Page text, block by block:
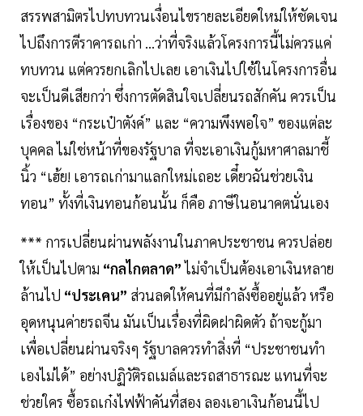
สรรพสามิตรไปทบทวนเงื่อนไขรายละเอียดใหม่ให้ชัดเจน
ไปถึงการตีราคารถเก่า ...ว่าที่จริงแล้วโครงการนี้ไม่ควรแค่
ทบทวน แต่ควรยกเลิกไปเลย เอาเงินไปใช้ในโครงการอื่น
จะเป็นดีเสียกว่า ซึ่งการตัดสินใจเปลี่ยนรถสักคัน ควรเป็น
เรื่องของ “กระเป๋าตังค์” และ “ความพึงพอใจ” ของแต่ละ
บุคคล ไม่ใช่หน้าที่ของรัฐบาล ที่จะเอาเงินกู้มหาศาลมาชี้
นิ้ว “เฮ้ย! เอารถเก่ามาแลกใหม่เถอะ เดี๋ยวฉันช่วยเงิน
ทอน” ทั้งที่เงินทอนก้อนนั้น ก็คือ ภาษีในอนาคตนั่นเอง
*** การเปลี่ยนผ่านพลังงานในภาคประชาชน ควรปล่อย
ให้เป็นไปตาม “กลไกตลาด”ไม่จำเป็นต้องเอาเงินหลาย
ล้านไป “ประเคน” ส่วนลดให้คนที่มีกำลังซื้ออยู่แล้ว หรือ
อุดหนุนค่ายรถจีน มันเป็นเรื่องที่ผิดฝาผิดตัว ถ้าจะกู้มา
เพื่อเปลี่ยนผ่านจริงๆ รัฐบาลควรทำสิ่งที่ “ประชาชนทำ
เองไม่ได้” อย่างปฏิวัติรถเมล์และรถสาธารณะ แทนที่จะ
ช่วยใคร ซื้อรถเก๋งไฟฟ้าคันที่สอง ลองเอาเงินก้อนนี้ไป